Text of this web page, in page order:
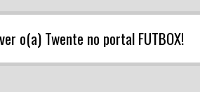
o(a) Twente no portal FUTBOX!